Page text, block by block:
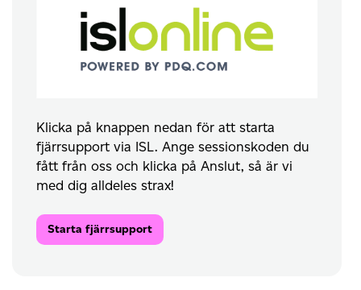
Klicka på knappen nedan för att starta
fjärrsupport via ISL. Ange sessionskoden du
fått från oss och klicka på Anslut, så är vi
med dig alldeles strax!
Starta fjärrsupport